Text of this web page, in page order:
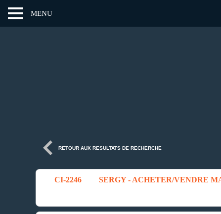
MENU
RETOUR AUX RESULTATS DE RECHERCHE
CI-2246
SERGY - ACHETER/VENDRE